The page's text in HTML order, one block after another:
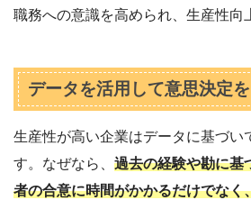
職務への意識を高められ、生産性向
データを活用して意思決定
生産性が高い企業はデータに基づい
す。なぜなら、 過去の経験や勘に基
者の合意に時間がかかるだけでなく